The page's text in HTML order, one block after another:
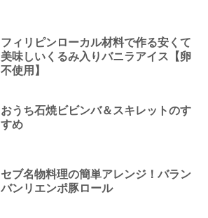
フィリピンローカル材料で作る安くて
美味しいくるみ入りバニラアイス【卵
不使用】
おうち石焼ビビンバ＆スキレットのす
すめ
セブ名物料理の簡単アレンジ！バラン
バンリエンポ豚ロール